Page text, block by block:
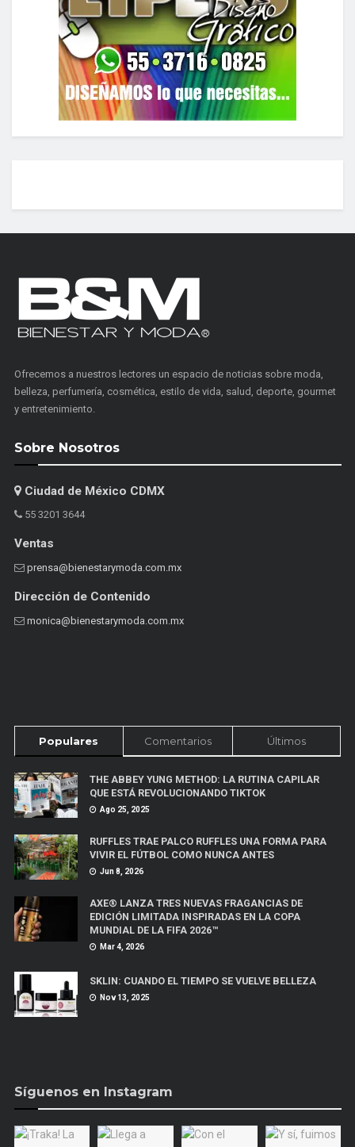
Ofrecemos a nuestros lectores un espacio de noticias sobre moda,
belleza, perfumería, cosmética, estilo de vida, salud, deporte, gourmet
y entretenimiento.
Sobre Nosotros
Ciudad de México CDMX
55 3201 3644
Ventas
prensa@bienestarymoda.com.mx
Dirección de Contenido
monica@bienestarymoda.com.mx
Populares Comentarios Últimos
THE ABBEY YUNG METHOD: LA RUTINA CAPILAR
QUE ESTÁ REVOLUCIONANDO TIKTOK
Ago 25, 2025
RUFFLES TRAE PALCO RUFFLES UNA FORMA PARA
VIVIR EL FÚTBOL COMO NUNCA ANTES
Jun 8, 2026
AXE® LANZA TRES NUEVAS FRAGANCIAS DE
EDICIÓN LIMITADA INSPIRADAS EN LA COPA
MUNDIAL DE LA FIFA 2026™
Mar 4, 2026
SKLIN: CUANDO EL TIEMPO SE VUELVE BELLEZA
Nov 13, 2025
Síguenos en Instagram